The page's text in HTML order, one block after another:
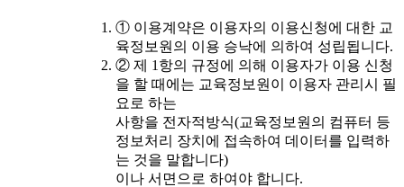
① 이용계약은 이용자의 이용신청에 대한 교
육정보원의 이용 승낙에 의하여 성립됩니다.
② 제 1항의 규정에 의해 이용자가 이용 신청
을 할 때에는 교육정보원이 이용자 관리시 필
요로 하는
사항을 전자적방식(교육정보원의 컴퓨터 등
정보처리 장치에 접속하여 데이터를 입력하
는 것을 말합니다)
이나 서면으로 하여야 합니다.